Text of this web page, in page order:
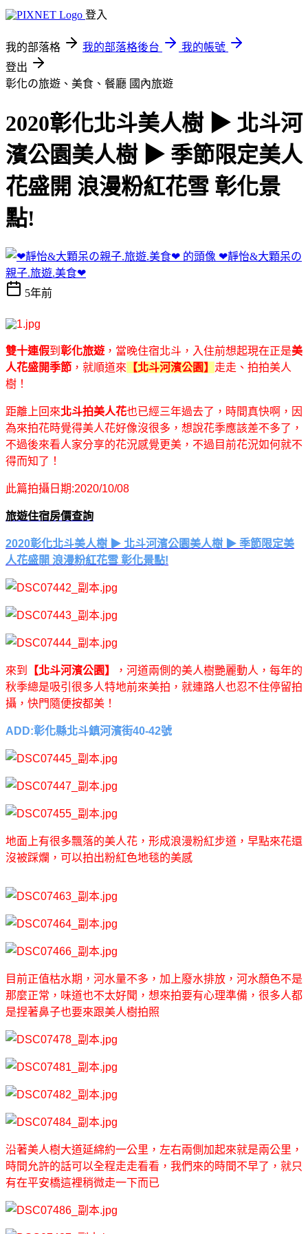
登入
我的部落格 我的部落格後台
我的帳號
登出
彰化の旅遊、美食、餐廳 國內旅遊
2020彰化北斗美人樹 ▶ 北斗河
濱公園美人樹 ▶ 季節限定美人
花盛開 浪漫粉紅花雪 彰化景
點!
❤靜怡&大顆呆の
親子.旅遊.美食❤
5年前
雙十連假到 彰化旅遊 ，當晚住宿北斗，入住前想起現在正是美
人花盛開季節 ，就順道來 【北斗河濱公園】 走走、拍拍美人
樹！
距離上回來北斗拍美人花也已經三年過去了，時間真快啊，因
為來拍花時覺得美人花好像沒很多，想說花季應該差不多了，
不過後來看人家分享的花況感覺更美，不過目前花況如何就不
得而知了！
此篇拍攝日期:2020/10/08
旅遊住宿房價查詢
2020彰化北斗美人樹 ▶ 北斗河濱公園美人樹 ▶ 季節限定美
人花盛開 浪漫粉紅花雪 彰化景點!
來到 【北斗河濱公園】
，河道兩側的美人樹艷麗動人，每年的
秋季總是吸引很多人特地前來美拍，就連路人也忍不住停留拍
攝，快門隨便按都美！
ADD:彰化縣北斗鎮河濱街40-42號
地面上有很多飄落的美人花，形成浪漫粉紅步道，早點來花還
沒被踩爛，可以拍出粉紅色地毯的美感
目前正值枯水期，河水量不多，加上廢水排放，河水顏色不是
那麼正常，味道也不太好聞，想來拍要有心理準備，很多人都
是捏著鼻子也要來跟美人樹拍照
沿著美人樹大道延綿約一公里，左右兩側加起來就是兩公里，
時間允許的話可以全程走走看看，我們來的時間不早了，就只
有在平安橋這裡稍微走一下而已